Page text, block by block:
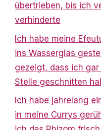
übertrieben, bis ich
verhinderte
Ich habe meine
ins Wasserglas
gezeigt, dass ich
Stelle geschnitten
Ich habe jahrelang
in meine Currys